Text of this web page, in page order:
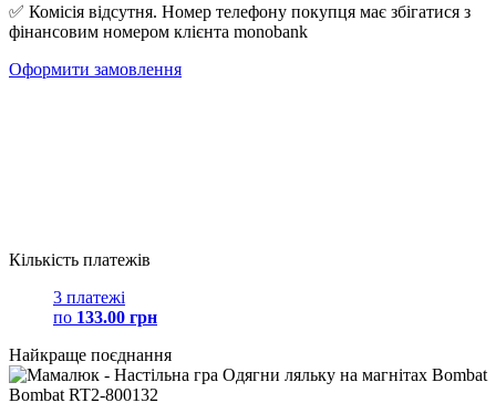
✅ Комісія відсутня. Номер телефону покупця має збігатися з
фінансовим номером клієнта monobank
Оформити замовлення
Кількість платежів
3 платежі
по 133.00 грн
Найкраще поєднання